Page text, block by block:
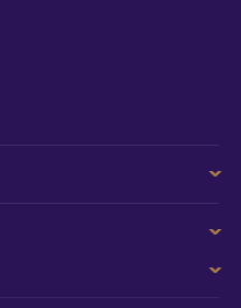
rotina do animal, não
ou regime para o
risco de
adultos a cada 3
na cobertura
após o parto.